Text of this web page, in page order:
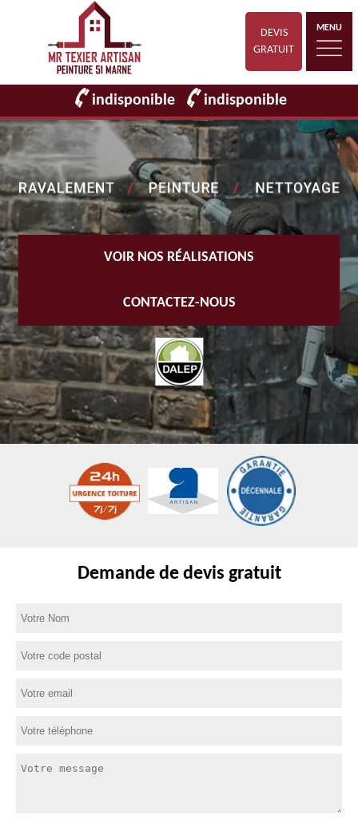
DEVIS
GRATUIT
MENU
indisponible indisponible
VOIR NOS RÉALISATIONS
CONTACTEZ-NOUS
Demande de devis gratuit